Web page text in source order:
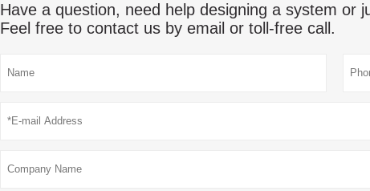
Have a question, need help designing a system or
Feel free to contact us by email or toll-free call.